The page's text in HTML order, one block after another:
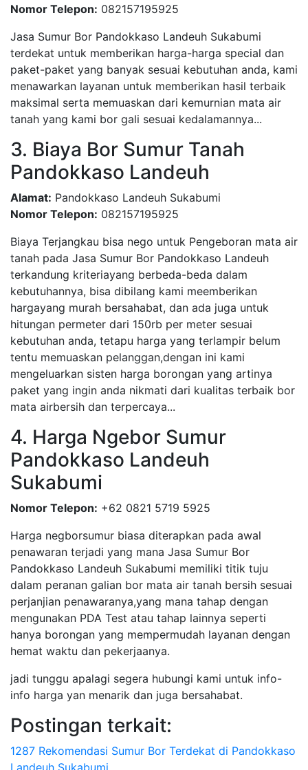
Nomor Telepon: 082157195925
Jasa Sumur Bor Pandokkaso Landeuh Sukabumi
terdekat untuk memberikan harga-harga special dan
paket-paket yang banyak sesuai kebutuhan anda, kami
menawarkan layanan untuk memberikan hasil terbaik
maksimal serta memuaskan dari kemurnian mata air
tanah yang kami bor gali sesuai kedalamannya...
3. Biaya Bor Sumur Tanah
Pandokkaso Landeuh
Alamat: Pandokkaso Landeuh Sukabumi
Nomor Telepon: 082157195925
Biaya Terjangkau bisa nego untuk Pengeboran mata air
tanah pada Jasa Sumur Bor Pandokkaso Landeuh
terkandung kriteriayang berbeda-beda dalam
kebutuhannya, bisa dibilang kami meemberikan
hargayang murah bersahabat, dan ada juga untuk
hitungan permeter dari 150rb per meter sesuai
kebutuhan anda, tetapu harga yang terlampir belum
tentu memuaskan pelanggan,dengan ini kami
mengeluarkan sisten harga borongan yang artinya
paket yang ingin anda nikmati dari kualitas terbaik bor
mata airbersih dan terpercaya...
4. Harga Ngebor Sumur
Pandokkaso Landeuh
Sukabumi
Nomor Telepon: +62 0821 5719 5925
Harga negborsumur biasa diterapkan pada awal
penawaran terjadi yang mana Jasa Sumur Bor
Pandokkaso Landeuh Sukabumi memiliki titik tuju
dalam peranan galian bor mata air tanah bersih sesuai
perjanjian penawaranya,yang mana tahap dengan
mengunakan PDA Test atau tahap lainnya seperti
hanya borongan yang mempermudah layanan dengan
hemat waktu dan pekerjaanya.
jadi tunggu apalagi segera hubungi kami untuk info-
info harga yan menarik dan juga bersahabat.
Postingan terkait:
1287 Rekomendasi Sumur Bor Terdekat di Pandokkaso
Landeuh Sukabumi